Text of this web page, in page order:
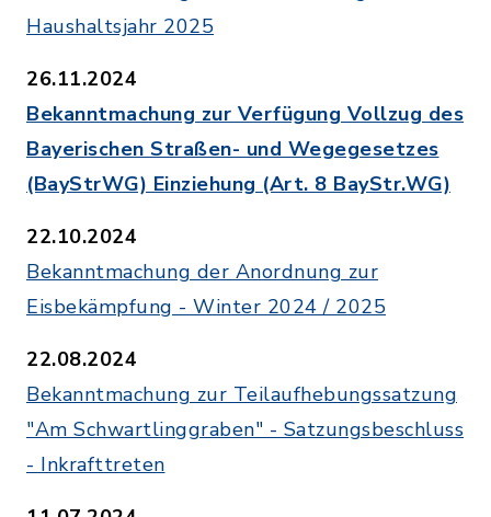
Haushaltsjahr 2025
26.11.2024
Bekanntmachung zur Verfügung Vollzug des
Bayerischen Straßen- und Wegegesetzes
(BayStrWG) Einziehung (Art. 8 BayStr.WG)
22.10.2024
Bekanntmachung der Anordnung zur
Eisbekämpfung - Winter 2024 / 2025
22.08.2024
Bekanntmachung zur Teilaufhebungssatzung
"Am Schwartlinggraben" - Satzungsbeschluss
- Inkrafttreten